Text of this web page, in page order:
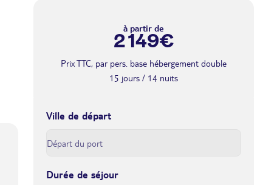
à partir de
2 149€
Prix TTC, par pers. base hébergement double
15 jours / 14 nuits
Ville de départ
Durée de séjour